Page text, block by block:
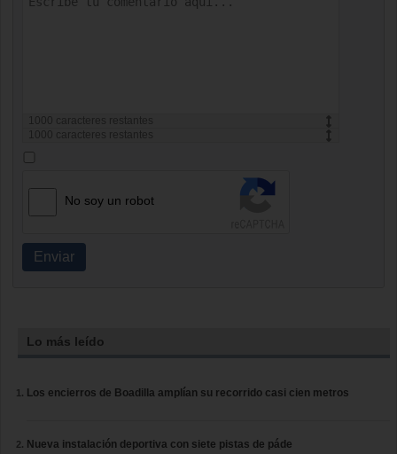
caracteres restantes
caracteres restantes
No soy un robot
Enviar
Lo más leído
Los encierros de Boadilla amplían su recorrido casi cien metros
Nueva instalación deportiva con siete pistas de páde